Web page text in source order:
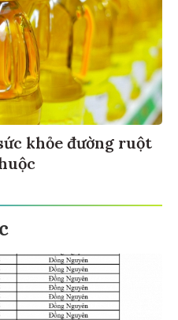
khỏe đường ruột